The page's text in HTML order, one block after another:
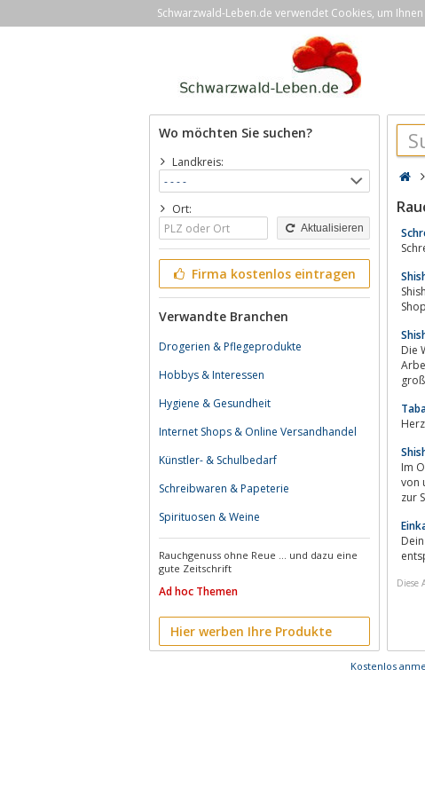
Schwarzwald-Leben.de verwendet Cookies, um
Wo möchten Sie suchen?
Landkreis:
Ort:
Aktualisieren
Firma kostenlos eintragen
Verwandte Branchen
Drogerien & Pflegeprodukte
Hobbys & Interessen
Hygiene & Gesundheit
Internet Shops & Online Versandhandel
Künstler- & Schulbedarf
Schreibwaren & Papeterie
Spirituosen & Weine
Rauchgenuss ohne Reue ... und dazu eine
gute Zeitschrift
Ad hoc Themen
Hier werben Ihre Produkte
Shisha
Die
Arbeit ist es uns
Im
von
zur
Dein
Diese
Kostenlos